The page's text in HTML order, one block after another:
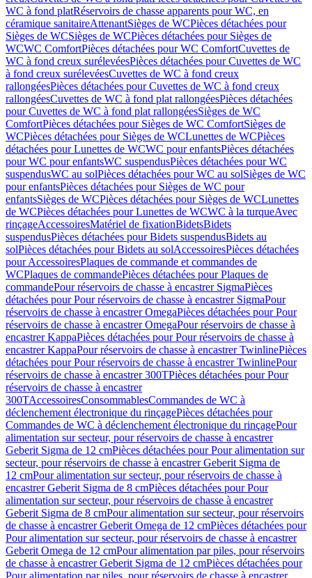
WC à fond platRéservoirs de chasse apparents pour WC, en
céramique sanitaireAttenantSièges de WCPièces détachées pour
Sièges de WCSièges de WCPièces détachées pour Sièges de
WCWC ComfortPièces détachées pour WC ComfortCuvettes de
WC à fond creux surélevéesPièces détachées pour Cuvettes de WC
à fond creux surélevéesCuvettes de WC à fond creux
rallongéesPièces détachées pour Cuvettes de WC à fond creux
rallongéesCuvettes de WC à fond plat rallongéesPièces détachées
pour Cuvettes de WC à fond plat rallongéesSièges de WC
ComfortPièces détachées pour Sièges de WC ComfortSièges de
WCPièces détachées pour Sièges de WCLunettes de WCPièces
détachées pour Lunettes de WCWC pour enfantsPièces détachées
pour WC pour enfantsWC suspendusPièces détachées pour WC
suspendusWC au solPièces détachées pour WC au solSièges de WC
pour enfantsPièces détachées pour Sièges de WC pour
enfantsSièges de WCPièces détachées pour Sièges de WCLunettes
de WCPièces détachées pour Lunettes de WCWC à la turqueAvec
rinçageAccessoiresMatériel de fixationBidetsBidets
suspendusPièces détachées pour Bidets suspendusBidets au
solPièces détachées pour Bidets au solAccessoiresPièces détachées
pour AccessoiresPlaques de commande et commandes de
WCPlaques de commandePièces détachées pour Plaques de
commandePour réservoirs de chasse à encastrer SigmaPièces
détachées pour Pour réservoirs de chasse à encastrer SigmaPour
réservoirs de chasse à encastrer OmegaPièces détachées pour Pour
réservoirs de chasse à encastrer OmegaPour réservoirs de chasse à
encastrer KappaPièces détachées pour Pour réservoirs de chasse à
encastrer KappaPour réservoirs de chasse à encastrer TwinlinePièces
détachées pour Pour réservoirs de chasse à encastrer TwinlinePour
réservoirs de chasse à encastrer 300TPièces détachées pour Pour
réservoirs de chasse à encastrer
300TAccessoiresConsommablesCommandes de WC à
déclenchement électronique du rinçagePièces détachées pour
Commandes de WC à déclenchement électronique du rinçagePour
alimentation sur secteur, pour réservoirs de chasse à encastrer
Geberit Sigma de 12 cmPièces détachées pour Pour alimentation sur
secteur, pour réservoirs de chasse à encastrer Geberit Sigma de
12 cmPour alimentation sur secteur, pour réservoirs de chasse à
encastrer Geberit Sigma de 8 cmPièces détachées pour Pour
alimentation sur secteur, pour réservoirs de chasse à encastrer
Geberit Sigma de 8 cmPour alimentation sur secteur, pour réservoirs
de chasse à encastrer Geberit Omega de 12 cmPièces détachées pour
Pour alimentation sur secteur, pour réservoirs de chasse à encastrer
Geberit Omega de 12 cmPour alimentation par piles, pour réservoirs
de chasse à encastrer Geberit Sigma de 12 cmPièces détachées pour
Pour alimentation par piles, pour réservoirs de chasse à encastrer